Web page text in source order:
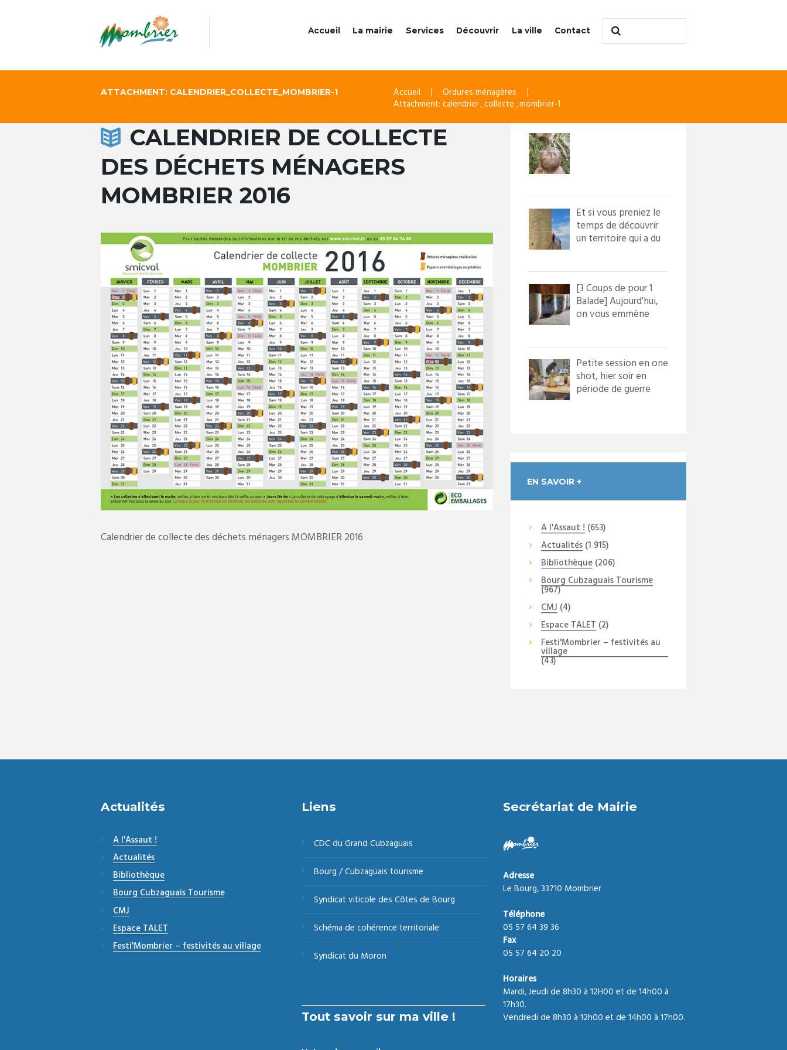
Accueil La mairie Services Découvrir La ville Contact
ATTACHMENT: CALENDRIER_COLLECTE_MOMBRIER-1 Accueil
Ordures ménagères
Attachment: calendrier_collecte_mombrier-1
CALENDRIER DE COLLECTE
DES DÉCHETS MÉNAGERS
MOMBRIER 2016
Next item
Rappel du tri à Mombrier
Calendrier de collecte des déchets ménagers MOMBRIER 2016
Et si vous preniez le
temps de découvrir
un territoire qui a du
[3 Coups de pour 1
Balade] Aujourd'hui,
on vous emmène
Petite session en one
shot, hier soir en
période de guerre
EN SAVOIR +
A l'Assaut ! (653)
Actualités(1 915)
Bibliothèque(206)
Bourg Cubzaguais Tourisme
(967)
CMJ (4)
Espace TALET (2)
Festi'Mombrier – festivités au
village
(43)
Actualités
A l'Assaut !
Actualités
Bibliothèque
Bourg Cubzaguais Tourisme
CMJ
Espace TALET
Festi'Mombrier – festivités au village
Liens
CDC du Grand Cubzaguais
Bourg / Cubzaguais tourisme
Syndicat viticole des Côtes de Bourg
Schéma de cohérence territoriale
Syndicat du Moron
Tout savoir sur ma ville !
Secrétariat de Mairie
Adresse
Le Bourg, 33710 Mombrier
Téléphone
05 57 64 39 36
Fax
05 57 64 20 20
Horaires
Mardi, Jeudi de 8h30 à 12H00 et de 14h00 à
17h30.
Vendredi de 8h30 à 12h00 et de 14h00 à 17h00.